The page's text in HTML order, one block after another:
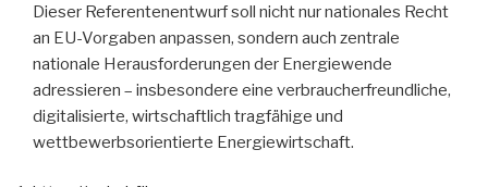
Dieser Referentenentwurf soll nicht nur nationales Recht
an EU-Vorgaben anpassen, sondern auch zentrale
nationale Herausforderungen der Energiewende
adressieren – insbesondere eine verbraucherfreundliche,
digitalisierte, wirtschaftlich tragfähige und
wettbewerbsorientierte Energiewirtschaft.